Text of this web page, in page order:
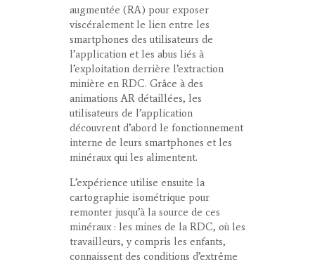
augmentée (RA) pour exposer
viscéralement le lien entre les
smartphones des utilisateurs de
l’application et les abus liés à
l’exploitation derrière l’extraction
minière en RDC. Grâce à des
animations AR détaillées, les
utilisateurs de l’application
découvrent d’abord le fonctionnement
interne de leurs smartphones et les
minéraux qui les alimentent.
L’expérience utilise ensuite la
cartographie isométrique pour
remonter jusqu’à la source de ces
minéraux : les mines de la RDC, où les
travailleurs, y compris les enfants,
connaissent des conditions d’extrême